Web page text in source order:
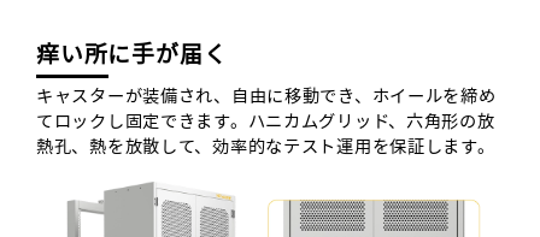
痒い所に手が届く
キャスターが装備され、自由に移動でき、ホイールを締め
てロックし固定できます。ハニカムグリッド、六角形の放
熱孔、熱を放散して、効率的なテスト運用を保証します。